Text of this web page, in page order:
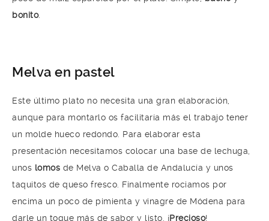
bonito.
Melva en pastel
Este último plato no necesita una gran elaboración,
aunque para montarlo os facilitaría más el trabajo tener
un molde hueco redondo. Para elaborar esta
presentación necesitamos colocar una base de lechuga,
unos lomos de Melva o Caballa de Andalucía y unos
taquitos de queso fresco. Finalmente rociamos por
encima un poco de pimienta y vinagre de Módena para
darle un toque más de sabor y listo. ¡Precioso!